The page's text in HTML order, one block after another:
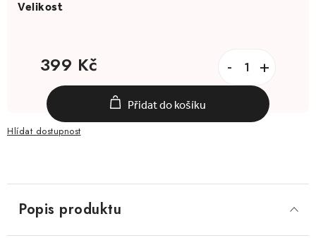
399 Kč
Přidat do košíku
Hlídat
Popis produktu